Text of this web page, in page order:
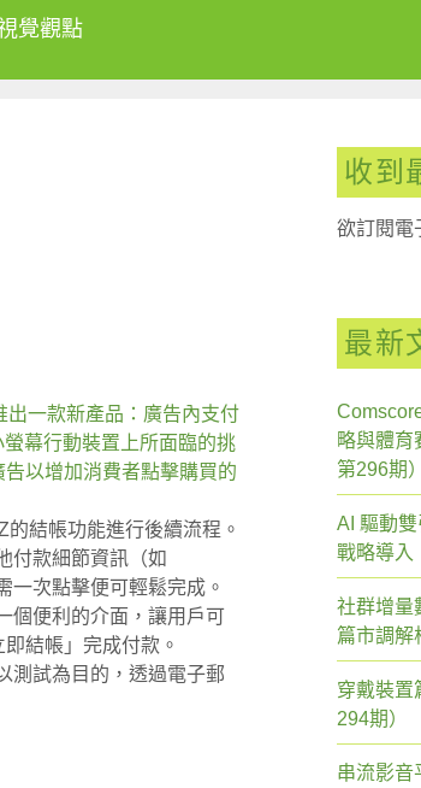
覺觀點
一款新產品：廣告內支付
幕行動裝置上所面臨的挑
以增加消費者點擊購買的
結帳功能進行後續流程。
付款細節資訊（如
一次點擊便可輕鬆完成。
個便利的介面，讓用戶可
結帳」完成付款。
測試為目的，透過電子郵
收到
欲訂閱電
最新
略與體育
第296期）
AI 驅動
戰略導入
社群增量
篇市調解
穿戴裝置
294期）
串流影音